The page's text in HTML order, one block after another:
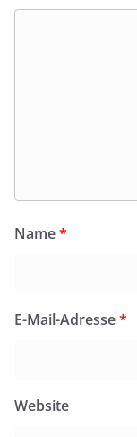
Name*
E-Mail-Adresse*
Website